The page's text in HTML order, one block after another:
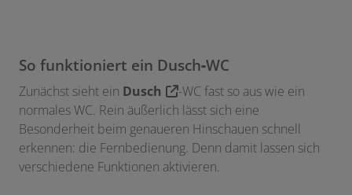
So funktioniert ein Dusch-WC
Zunächst sieht ein Dusch
-WC fast so aus wie ein
normales WC. Rein äußerlich lässt sich eine
Besonderheit beim genaueren Hinschauen schnell
erkennen: die Fernbedienung. Denn damit lassen sich
verschiedene Funktionen aktivieren.